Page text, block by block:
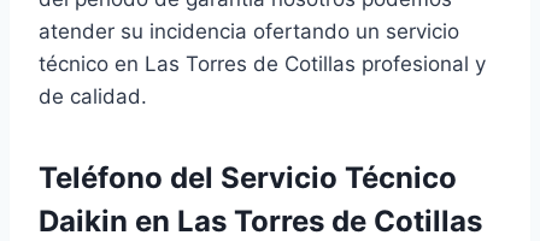
atender su incidencia ofertando un servicio
técnico en Las Torres de Cotillas profesional y
de calidad.
Teléfono del Servicio Técnico
Daikin en Las Torres de Cotillas